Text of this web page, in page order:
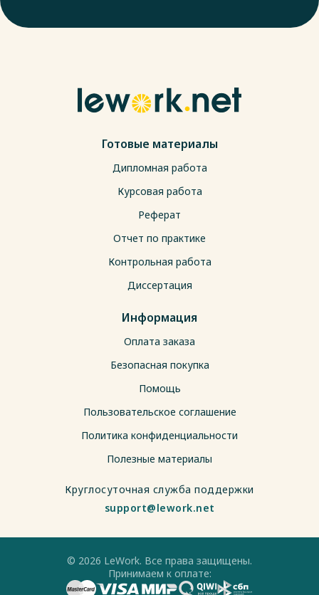
Готовые материалы
Дипломная работа
Курсовая работа
Реферат
Отчет по практике
Контрольная работа
Диссертация
Информация
Оплата заказа
Безопасная покупка
Помощь
Пользовательское соглашение
Политика конфиденциальности
Полезные материалы
Круглосуточная служба поддержки
support@lework.net
© 2026 LeWork. Все права защищены.
Принимаем к оплате: